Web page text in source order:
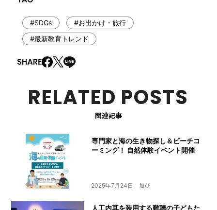
#SDGs
#お出かけ・旅行
#最新教育トレンド
RELATED POSTS
関連記事
専門家と海の生き物探し＆ビーチコ
ーミング！ 自然体験イベント開催
2025年7月24日 遊び
人工内耳を装用する難聴の子どもた